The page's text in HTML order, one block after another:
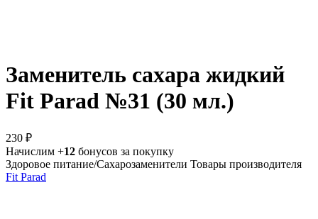
Заменитель сахара жидкий
Fit Parad №31 (30 мл.)
230 ₽
Начислим +12 бонусов за покупку
Здоровое питание/Сахарозаменители Товары производителя
Fit Parad